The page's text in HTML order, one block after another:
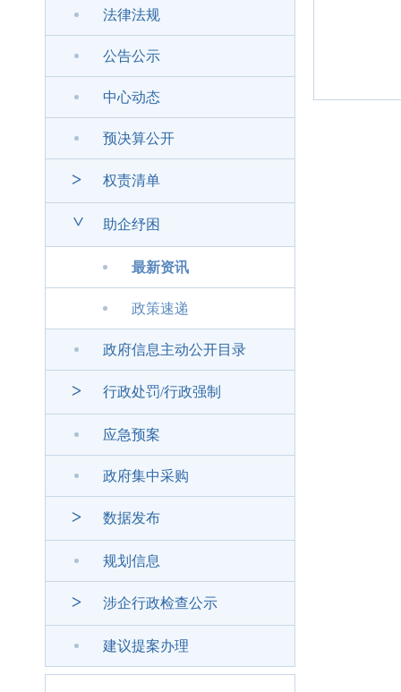
法律法规
公告公示
中心动态
预决算公开
> 权责清单
> 助企纾困
最新资讯
政策速递
政府信息主动公开目录
> 行政处罚/行政强制
应急预案
政府集中采购
> 数据发布
规划信息
> 涉企行政检查公示
建议提案办理